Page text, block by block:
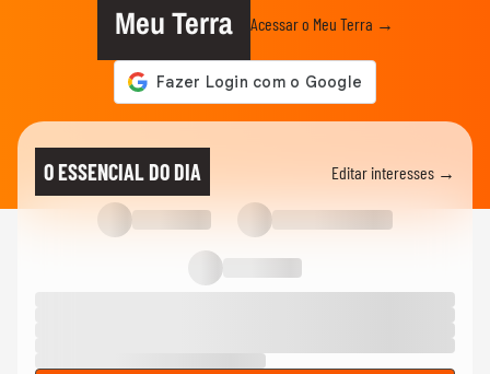
Meu Terra Acessar o Meu Terra →
O ESSENCIAL DO DIA Editar interesses →